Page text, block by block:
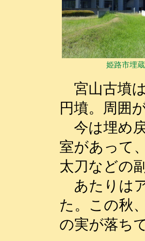
姫路市埋
宮山古墳
円墳。周囲
今は埋め
室があって
太刀などの
あたりは
た。この秋
の実が落ち